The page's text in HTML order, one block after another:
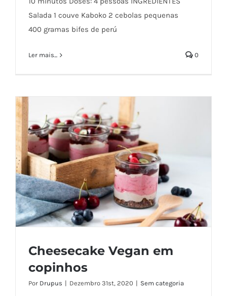
Receita de Salada de Couve Kaboko e
Salada 1 couve Kaboko 2 cebolas pequenas
400 gramas bifes de perú
Ler mais... 0
Cheesecake Vegan em
copinhos
Por Drupus | Dezembro 31st, 2020 | Sem categoria